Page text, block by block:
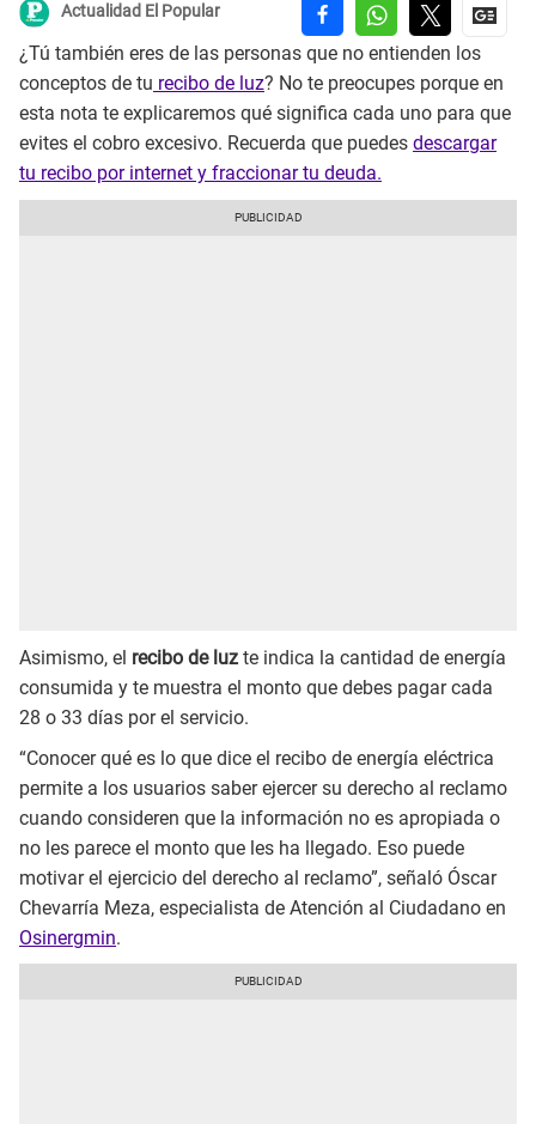
Actualidad El Popular
¿Tú también eres de las personas que no entienden los
conceptos de tu recibo de luz? No te preocupes porque en
esta nota te explicaremos qué significa cada uno para que
evites el cobro excesivo. Recuerda que puedes descargar
tu recibo por internet y fraccionar tu deuda.
Asimismo, el recibo de luz te indica la cantidad de energía
consumida y te muestra el monto que debes pagar cada
28 o 33 días por el servicio.
“Conocer qué es lo que dice el recibo de energía eléctrica
permite a los usuarios saber ejercer su derecho al reclamo
cuando consideren que la información no es apropiada o
no les parece el monto que les ha llegado. Eso puede
motivar el ejercicio del derecho al reclamo”, señaló Óscar
Chevarría Meza, especialista de Atención al Ciudadano en
Osinergmin.